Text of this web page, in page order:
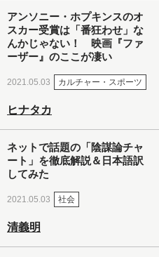
アンソニー・ホプキンスのオ
スカー受賞は「番狂わせ」な
んかじゃない！ 映画『ファ
ーザー』のここが凄い
2021.05.03 カルチャー・スポーツ
ヒナタカ
ネットで話題の「陰謀論チャ
ート」を徹底解説＆日本語訳
してみた
2021.05.03 社会
清義明